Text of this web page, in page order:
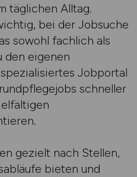
täglichen Alltag.
bei der Jobsuche
sowohl fachlich als
den eigenen
Jobportal
schneller
gezielt nach Stellen,
bieten und